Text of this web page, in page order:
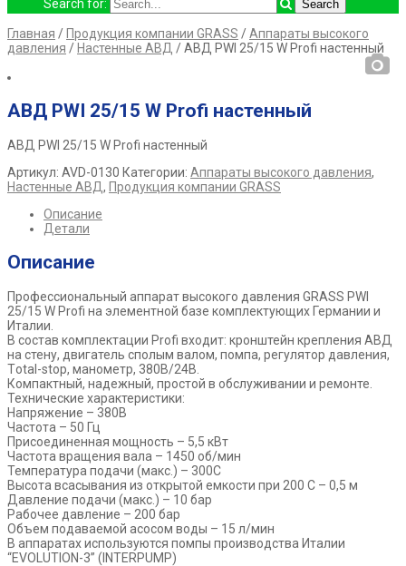
Search for:
Главная / Продукция компании GRASS /Аппараты высокого
давления / Настенные АВД / АВД PWI 25/15 W Profi настенный
АВД PWI 25/15 W Profi настенный
АВД PWI 25/15 W Profi настенный
Артикул: AVD-0130 Категории: Аппараты высокого давления,
Настенные АВД , Продукция компании GRASS
Описание
Детали
Описание
Профессиональный аппарат высокого давления GRASS PWI
25/15 W Profi на элементной базе комплектующих Германии и
Италии.
В состав комплектации Profi входит: кронштейн крепления АВД
на стену, двигатель сполым валом, помпа, регулятор давления,
Тotal-stop, манометр, 380В/24В.
Компактный, надежный, простой в обслуживании и ремонте.
Технические характеристики:
Напряжение – 380В
Частота – 50 Гц
Присоединенная мощность – 5,5 кВт
Частота вращения вала – 1450 об/мин
Температура подачи (макс.) – 300С
Высота всасывания из открытой емкости при 200 С – 0,5 м
Давление подачи (макс.) – 10 бар
Рабочее давление – 200 бар
Объем подаваемой асосом воды – 15 л/мин
В аппаратах используются помпы производства Италии
“EVOLUTION-3” (INTERPUMP)